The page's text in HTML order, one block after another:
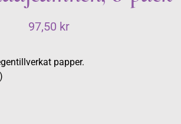
97,50 kr
papper.